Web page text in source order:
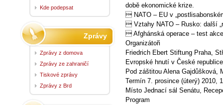
době ekonomické krize.
 NATO – EU v
 Vztahy NATO – Rusko: další
 Afghánská operace – test
Organizátoři
Friedrich Ebert Stiftung Praha,
Evropské hnutí v České republice
Pod záštitou Alena Gajdůšková,
Termín 7. prosince (úterý) 2010,
Místo Jednací sál Senátu,
Program
Kde podepsat
Zprávy
Zprávy z domova
Zprávy ze zahraničí
Tiskové zprávy
Zprávy z Brd